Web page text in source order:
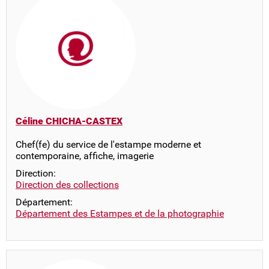
Céline CHICHA-CASTEX
Chef(fe) du service de l'estampe moderne et
contemporaine, affiche, imagerie
Direction:
Direction des collections
Département:
Département des Estampes et de la photographie